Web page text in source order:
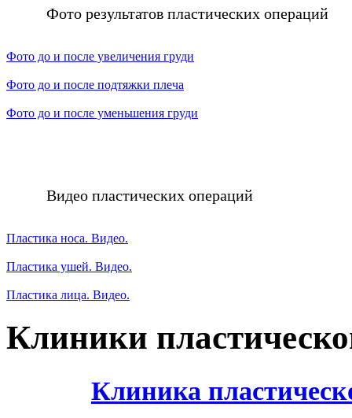
Фото результатов пластических операций
Фото до и после увеличения груди
Фото до и после подтяжки плеча
Фото до и после уменьшения груди
Видео пластических операций
Пластика носа. Видео.
Пластика ушей. Видео.
Пластика лица. Видео.
Клиники
Клиника